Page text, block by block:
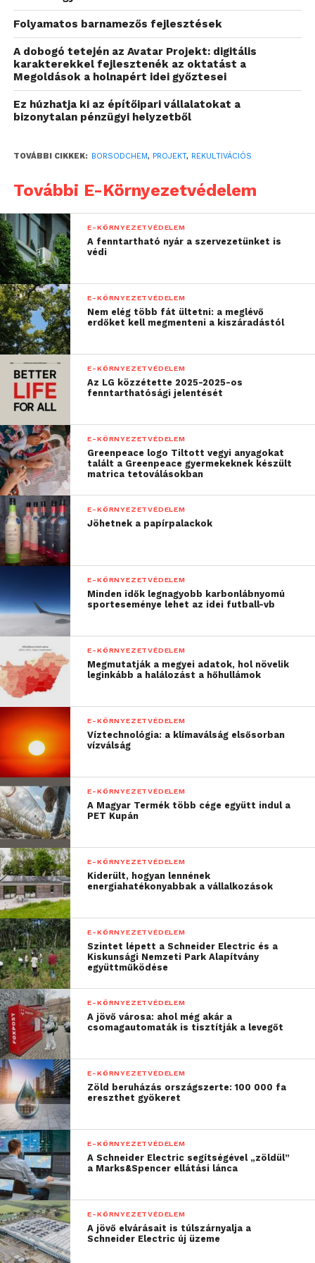
sós víz mennyisége jelentősen lecsökkent, és a
vízkezelés új irányt vett. A körkörösség jegyében a
kazincbarcikai illetőségű vállalat a technológiai
fejlesztéseket követően saját szennyvíztisztító
telepének technológiájába vezette vissza kezelésre a
sós vizeket. Ennek következtében a Sóstói terület
feleslegessé vált, és megkezdődött a medencék
végrehajtott, és nemrégiben zárult rekultivációs
hanem teljes mértékben a cég döntése volt.
„A rekultivációval
kapcsolatban szorosan
együttműködtünk az
Aggteleki Nemzeti Park
Igazgatóságával, aminek
következtében a Sóstó
számos, szikes területet
kedvelő madár- és más
állat-, illetve növényfaj
otthonává vált. A 258 ezer
m²-es összterület
rekultivációja és
tájbaillesztése során
különös figyelmet
fordítottunk a
madárpopulációk
védelmére és
megfigyelésére. A
BorsodChem a 3-as
medencét és a 4-es
medence egy részét 34
ezer m²-en vizes
élőhellyé alakította át,
amely azóta is rendszeres
madártani megfigyelések
helyszíne. Továbbá, az EU
támogatású LIFE
klímaadaptációs projekt
keretében egy
madármegfigyelő tornyot
és egy tanösvényt is
kialakítottunk itt,
amelyek információs
táblák segítségével
tájékoztatják az
érdeklődőket”
Folyamatos barnamezős fejlesztések
A dobogó tetején az Avatar Projekt: digitális
karakterekkel fejlesztenék az oktatást a
Megoldások a holnapért idei győztesei
Ez húzhatja ki az építőipari vállalatokat a
bizonytalan pénzügyi helyzetből
TOVÁBBI CIKKEK: BORSODCHEM, PROJEKT, REKULTIVÁCIÓS
További E-Környezetvédelem
E-KÖRNYEZETVÉDELEM
A fenntartható nyár a szervezetünket is
védi
E-KÖRNYEZETVÉDELEM
Nem elég több fát ültetni: a meglévő
erdőket kell megmenteni a kiszáradástól
E-KÖRNYEZETVÉDELEM
Az LG közzétette 2025-2025-os
fenntarthatósági jelentését
E-KÖRNYEZETVÉDELEM
Greenpeace logo Tiltott vegyi anyagokat
talált a Greenpeace gyermekeknek készült
matrica tetoválásokban
E-KÖRNYEZETVÉDELEM
Jöhetnek a papírpalackok
E-KÖRNYEZETVÉDELEM
Minden idők legnagyobb karbonlábnyomú
sporteseménye lehet az idei futball-vb
E-KÖRNYEZETVÉDELEM
Megmutatják a megyei adatok, hol növelik
leginkább a halálozást a hőhullámok
E-KÖRNYEZETVÉDELEM
Víztechnológia: a klímaválság elsősorban
vízválság
E-KÖRNYEZETVÉDELEM
A Magyar Termék több cége együtt indul a
PET Kupán
E-KÖRNYEZETVÉDELEM
Kiderült, hogyan lennének
energiahatékonyabbak a vállalkozások
E-KÖRNYEZETVÉDELEM
Szintet lépett a Schneider Electric és a
Kiskunsági Nemzeti Park Alapítvány
együttműködése
E-KÖRNYEZETVÉDELEM
A jövő városa: ahol még akár a
csomagautomaták is tisztítják a levegőt
E-KÖRNYEZETVÉDELEM
Zöld beruházás országszerte: 100 000 fa
ereszthet gyökeret
E-KÖRNYEZETVÉDELEM
A Schneider Electric segítségével „zöldül”
a Marks&Spencer ellátási lánca
E-KÖRNYEZETVÉDELEM
A jövő elvárásait is túlszárnyalja a
Schneider Electric új üzeme